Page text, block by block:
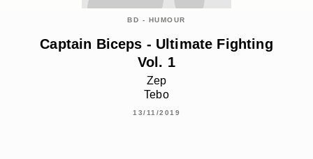
BD - HUMOUR
Captain Biceps - Ultimate Fighting
Vol. 1
Zep
Tebo
13/11/2019